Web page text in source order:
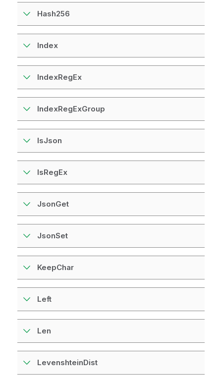
Hash256
Index
IndexRegEx
IndexRegExGroup
IsJson
IsRegEx
JsonGet
JsonSet
KeepChar
Left
Len
LevenshteinDist